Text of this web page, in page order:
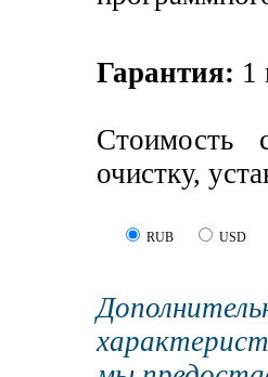
Гарантия: 1
Стоимость
очистку,
RUB USD